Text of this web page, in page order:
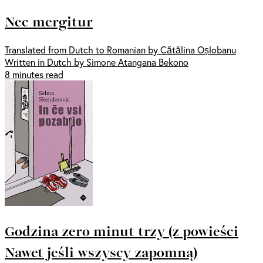
Nec mergitur
Translated from Dutch to Romanian by Cătălina Oșlobanu
Written in Dutch by Simone Atangana Bekono
8 minutes read
Godzina zero minut trzy (z powieści
Nawet jeśli wszyscy zapomną)